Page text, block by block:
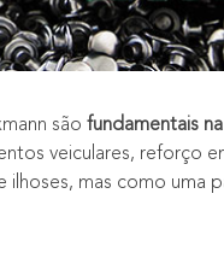
são fundamentais
veiculares, reforço
mas como uma